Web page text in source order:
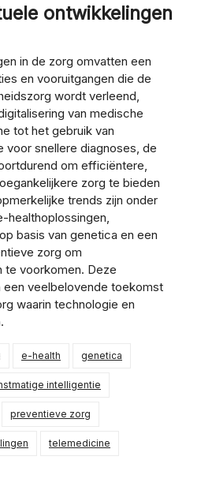
ontwikkelingen
in de zorg omvatten een
en vooruitgangen die de
wordt verleend,
van medische
tot het gebruik van
voor snellere diagnoses, de
om efficiëntere,
zorg te bieden
trends zijn onder
basis van genetica en een
zorg om
te voorkomen. Deze
veelbelovende toekomst
waarin technologie en
e-health genetica
intelligentie
preventieve zorg
telemedicine